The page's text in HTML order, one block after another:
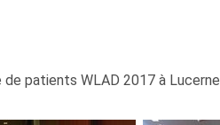
de patients WLAD 2017 à Lucerne